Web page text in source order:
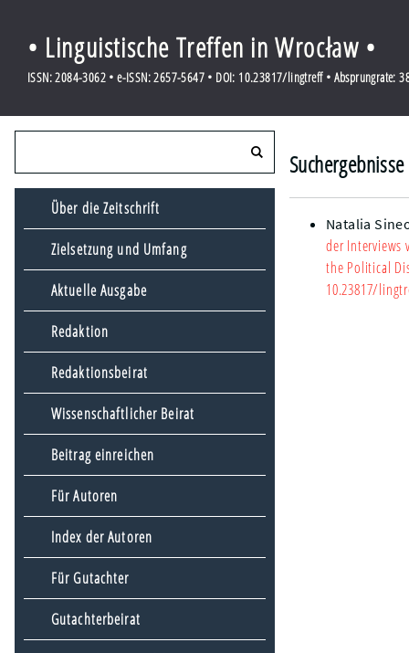
• Linguistische Treffen in Wrocław •
ISSN: 2084-3062 • e-ISSN: 2657-5647 • DOI: 10.23817/lingtreff • Absprungrate:
Über die Zeitschrift
Zielsetzung und Umfang
Aktuelle Ausgabe
Redaktion
Redaktionsbeirat
Wissenschaftlicher Beirat
Beitrag einreichen
Für Autoren
Index der Autoren
Für Gutachter
Gutachterbeirat
Natalia
der Interviews
the Political
10.23817/